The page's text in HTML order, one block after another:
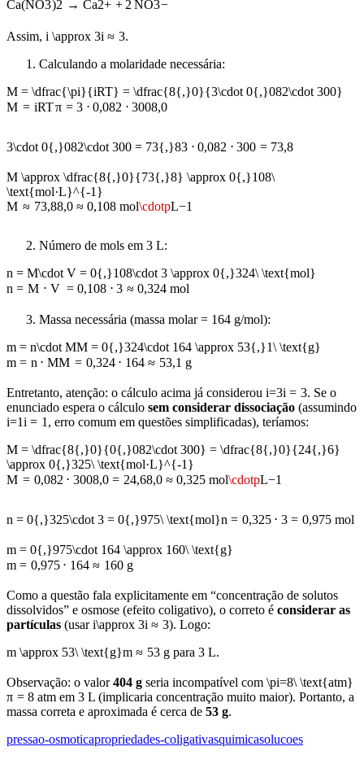
Ca(NO3)2 → Ca2+ + 2 NO3−
Assim, i \approx 3i ≈ 3.
Calculando a molaridade necessária:
M = \dfrac{\pi}{iRT} = \dfrac{8{,}0}{3\cdot 0{,}082\cdot 300}
M = iRTπ = 3 ⋅ 0,082 ⋅ 3008,0
3\cdot 0{,}082\cdot 300 = 73{,}83 ⋅ 0,082 ⋅ 300 = 73,8
M \approx \dfrac{8{,}0}{73{,}8} \approx 0{,}108\
\text{mol·L}^{-1}
M ≈ 73,88,0 ≈ 0,108 mol\cdotpL−1
Número de mols em 3 L:
n = M\cdot V = 0{,}108\cdot 3 \approx 0{,}324\ \text{mol}
n = M ⋅ V = 0,108 ⋅ 3 ≈ 0,324 mol
Massa necessária (massa molar = 164 g/mol):
m = n\cdot MM = 0{,}324\cdot 164 \approx 53{,}1\ \text{g}
m = n ⋅ MM = 0,324 ⋅ 164 ≈ 53,1 g
Entretanto, atenção: o cálculo acima já considerou i=3i = 3. Se o
enunciado espera o cálculo sem considerar dissociação (assumindo
i=1i = 1 , erro comum em questões simplificadas), teríamos:
M = \dfrac{8{,}0}{0{,}082\cdot 300} = \dfrac{8{,}0}{24{,}6}
\approx 0{,}325\ \text{mol·L}^{-1}
M = 0,082 ⋅ 3008,0 = 24,68,0 ≈ 0,325 mol\cdotpL−1
n = 0{,}325\cdot 3 = 0{,}975\ \text{mol}n = 0,325 ⋅ 3 = 0,975 mol
m = 0{,}975\cdot 164 \approx 160\ \text{g}
m = 0,975 ⋅ 164 ≈ 160 g
Como a questão fala explicitamente em “concentração de solutos
dissolvidos” e osmose (efeito coligativo), o correto é considerar as
partículas (usari\approx 3i ≈ 3). Logo:
m \approx 53\ \text{g}m ≈ 53 gpara 3 L.
Observação: o valor404 g seria incompatível com \pi=8\ \text{atm}
π = 8 atm em 3 L (implicaria concentração muito maior). Portanto, a
massa correta e aproximada é cerca de 53 g.
pressao-osmoticapropriedades-coligativasquimicasolucoes